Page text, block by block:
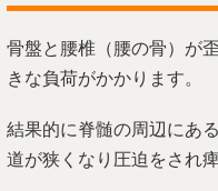
骨盤と腰椎（腰の骨）が
きな負荷がかかります。
結果的に脊髄の周辺にあ
道が狭くなり圧迫をされ